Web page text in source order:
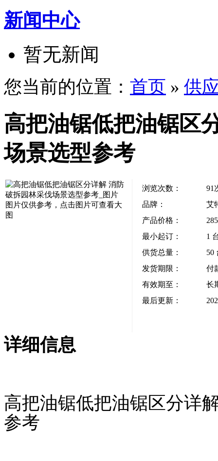
新闻中心
暂无新闻
您当前的位置： 首页 » 供
高把油锯低把油锯区
场景选型参考
图片仅供参考，点击图片可查看大
图
浏览次数： 91
品牌：
艾
产品价格：
最小起订：
1
供货总量：
50
发货期限：
付
有效期至：
长
最后更新：
详细信息
高把油锯低把油锯区分详
参考